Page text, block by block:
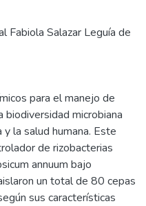
Fabiola Salazar Leguía de
para el manejo de
microbiana
la salud humana. Este
de rizobacterias
annuum bajo
un total de 80 cepas
sus características